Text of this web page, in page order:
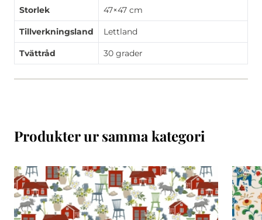
Storlek 47×47 cm
Tillverkningsland Lettland
Tvättråd 30 grader
Produkter ur samma kategori